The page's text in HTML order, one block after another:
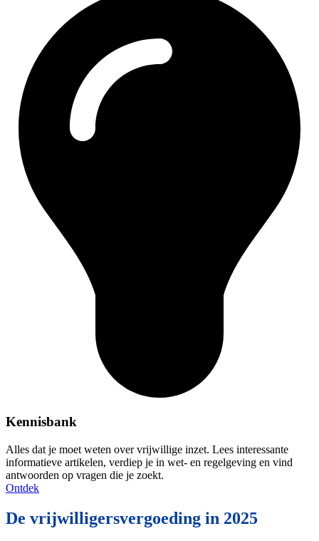
Kennisbank
Alles dat je moet weten over vrijwillige inzet. Lees interessante
informatieve artikelen, verdiep je in wet- en regelgeving en vind
antwoorden op vragen die je zoekt.
Ontdek
De vrijwilligersvergoeding in 2025